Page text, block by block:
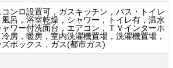
ンロ設置可，ガスキッチン，バス・トイレ
呂，浴室乾燥，シャワー，トイレ有，温水
ワー付洗面台，エアコン，ＴＶインターホ
房，暖房，室内洗濯機置場，洗濯機置場，
ボックス，ガス(都市ガス)